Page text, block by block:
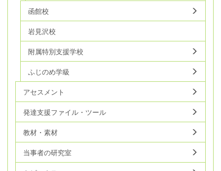
函館校
岩見沢校
附属特別支援学校
ふじのめ学級
アセスメント
発達支援ファイル・ツール
教材・素材
当事者の研究室